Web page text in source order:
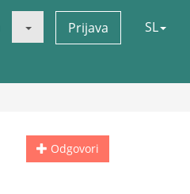
Prijava SL
Odgovori